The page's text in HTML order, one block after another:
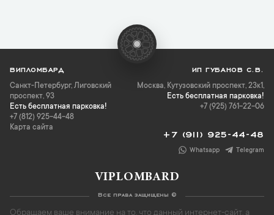
ВИПЛОМБАРД
Санкт-Петербург, Лиговский
проспект, 93
Есть бесплатная парковка!
+7 (812) 925-44-48
Карта сайта
ИП ГУБАНОВ С.В.
Москва, Кутузовский проспект, 23к1,
Есть бесплатная парковка!
+7 (925) 761-22-06
+7 (911) 925-44-48
Whatsapp Telegram
VIPLOMBARD
Все права защищены ©